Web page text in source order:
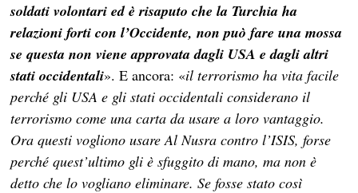
soldati volontari ed è risaputo che la Turchia ha
relazioni forti con l’Occidente, non può fare una mossa
se questa non viene approvata dagli USA e dagli altri
stati occidentali». E ancora: «il terrorismo ha vita facile
perché gli USA e gli stati occidentali considerano il
terrorismo come una carta da usare a loro vantaggio.
Ora questi vogliono usare Al Nusra contro l’ISIS, forse
perché quest’ultimo gli è sfuggito di mano, ma non è
detto che lo vogliano eliminare. Se fosse stato così